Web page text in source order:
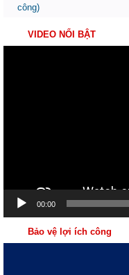
công)
VIDEO NỔI BẬT
00:00
Bảo vệ lợi ích công